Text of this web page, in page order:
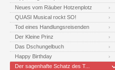
Neues vom Räuber Hotzenplotz
QUASI Musical rockt SO!
Tod eines Handlungsreisenden
Der Kleine Prinz
Das Dschungelbuch
Happy Birthday
Der sagenhafte Schatz des T...